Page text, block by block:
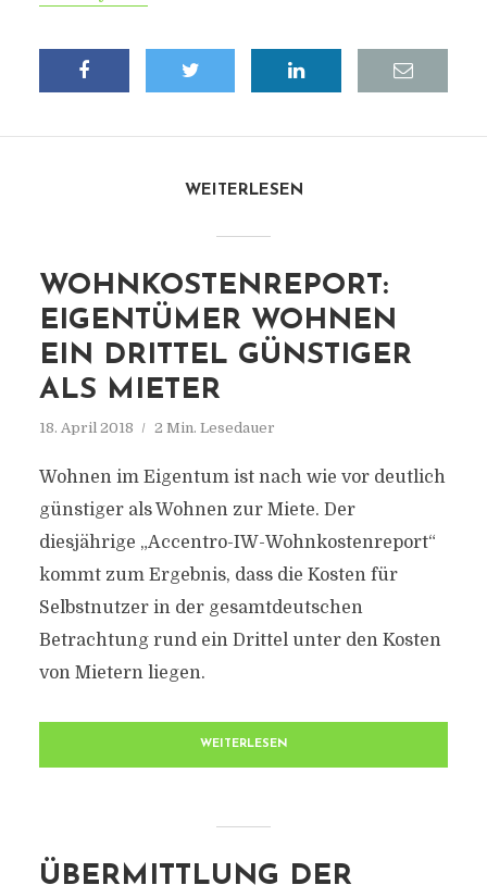
WEITERLESEN
WOHNKOSTENREPORT:
EIGENTÜMER WOHNEN
EIN DRITTEL GÜNSTIGER
ALS MIETER
18. April 2018 2 Min. Lesedauer
Wohnen im Eigentum ist nach wie vor deutlich
günstiger als Wohnen zur Miete. Der
diesjährige „Accentro-IW-Wohnkostenreport“
kommt zum Ergebnis, dass die Kosten für
Selbstnutzer in der gesamtdeutschen
Betrachtung rund ein Drittel unter den Kosten
von Mietern liegen.
WEITERLESEN
ÜBERMITTLUNG DER